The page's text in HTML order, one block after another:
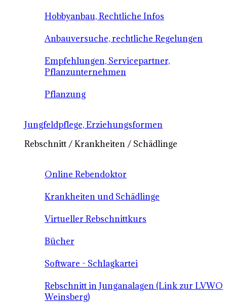
Hobbyanbau, Rechtliche Infos
Anbauversuche, rechtliche Regelungen
Empfehlungen, Servicepartner,
Pflanzunternehmen
Pflanzung
Jungfeldpflege, Erziehungsformen
Rebschnitt / Krankheiten / Schädlinge
Online Rebendoktor
Krankheiten und Schädlinge
Virtueller Rebschnittkurs
Bücher
Software - Schlagkartei
Rebschnitt in Junganalagen (Link zur LVWO
Weinsberg)